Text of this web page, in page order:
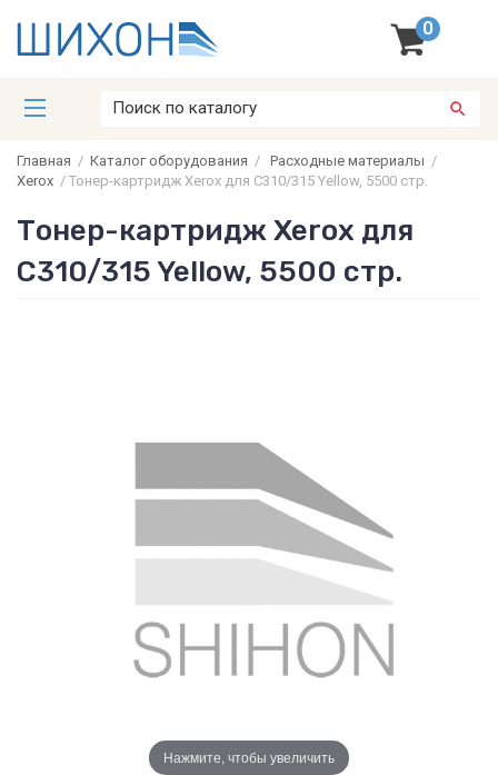
0
Главная / Каталог оборудования / Расходные материалы /
Xerox / Тонер-картридж Xerox для C310/315 Yellow, 5500 стр.
Тонер-картридж Xerox для
C310/315 Yellow, 5500 стр.
Нажмите, чтобы увеличить